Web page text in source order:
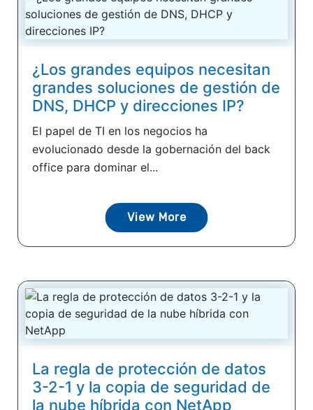
¿Los grandes equipos necesitan
grandes soluciones de gestión de
DNS, DHCP y direcciones IP?
El papel de TI en los negocios ha
evolucionado desde la gobernación del back
office para dominar el...
View More
La regla de protección de datos
3-2-1 y la copia de seguridad de
la nube híbrida con NetApp